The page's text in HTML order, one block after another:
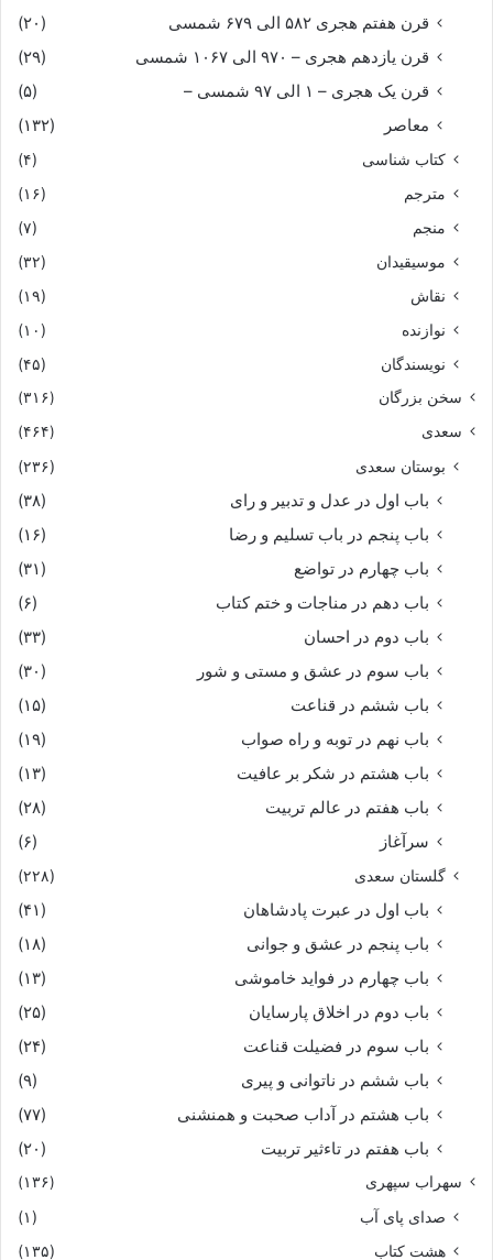
قرن هفتم هجری ۵۸۲ الی ۶۷۹ شمسی
(۲۰)
قرن یازدهم هجری – ۹۷۰ الی ۱۰۶۷ شمسی
(۲۹)
قرن یک هجری – ۱ الی ۹۷ شمسی –
(۵)
معاصر
(۱۳۲)
کتاب شناسی
(۴)
مترجم
(۱۶)
منجم
(۷)
موسیقیدان
(۳۲)
نقاش
(۱۹)
نوازنده
(۱۰)
نویسندگان
(۴۵)
سخن بزرگان
(۳۱۶)
سعدی
(۴۶۴)
بوستان سعدی (۲۳۶)
باب اول در عدل و تدبیر و رای
(۳۸)
باب پنجم در باب تسلیم و رضا
(۱۶)
باب چهارم در تواضع
(۳۱)
باب دهم در مناجات و ختم کتاب
(۶)
باب دوم در احسان
(۳۳)
باب سوم در عشق و مستی و شور
(۳۰)
باب ششم در قناعت
(۱۵)
باب نهم در توبه و راه صواب
(۱۹)
باب هشتم در شکر بر عافیت
(۱۳)
باب هفتم در عالم تربیت
(۲۸)
سرآغاز
(۶)
گلستان سعدی (۲۲۸)
باب اول در عبرت پادشاهان
(۴۱)
باب پنجم در عشق و جوانى
(۱۸)
باب چهارم در فواید خاموشى
(۱۳)
باب دوم در اخلاق پارسایان
(۲۵)
باب سوم در فضیلت قناعت
(۲۴)
باب ششم در ناتوانى و پیرى
(۹)
باب هشتم در آداب صحبت و همنشنى
(۷۷)
باب هفتم در تاءثیر تربیت
(۲۰)
سهراب سپهری (۱۳۶)
صدای پای آب
(۱)
هشت کتاب
(۱۳۵)